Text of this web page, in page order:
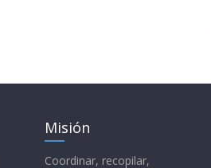
Misión
Coordinar, recopilar,